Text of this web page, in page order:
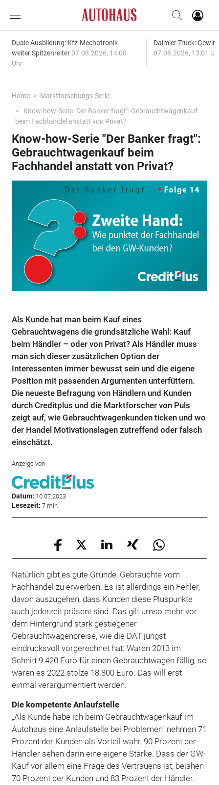
Duale Ausbildung: Kfz-Mechatronik
weiter Spitzenreiter 07.08.2026, 14:00
Uhr
Daimler Truck:
07.08.2026, 13:01
Home
Marktforschungs-Serie
Know-how-Serie "Der Banker fragt": Gebrauchtwagenkauf
beim Fachhandel anstatt von Privat?
Know-how-Serie "Der Banker fragt":
Gebrauchtwagenkauf beim
Fachhandel anstatt von Privat?
Als Kunde hat man beim Kauf eines
Gebrauchtwagens die grundsätzliche Wahl: Kauf
beim Händler – oder von Privat? Als Händler muss
man sich dieser zusätzlichen Option der
Interessenten immer bewusst sein und die eigene
Position mit passenden Argumenten unterfüttern.
Die neueste Befragung von Händlern und Kunden
durch Creditplus und die Marktforscher von Puls
zeigt auf, wie Gebrauchtwagenkunden ticken und wo
der Handel Motivationslagen zutreffend oder falsch
einschätzt.
Anzeige von
Datum: 10.07.2023
Lesezeit: 7 min
Natürlich gibt es gute Gründe, Gebrauchte vom
Fachhandel zu erwerben. Es ist allerdings ein Fehler,
davon auszugehen, dass Kunden diese Pluspunkte
auch jederzeit präsent sind. Das gilt umso mehr vor
dem Hintergrund stark gestiegener
Gebrauchtwagenpreise, wie die DAT jüngst
eindrucksvoll vorgerechnet hat: Waren 2013 im
Schnitt 9.420 Euro für einen Gebrauchtwagen fällig, so
waren es 2022 stolze 18.800 Euro. Das will erst
einmal verargumentiert werden.
Die kompetente Anlaufstelle
„Als Kunde habe ich beim Gebrauchtwagenkauf im
Autohaus eine Anlaufstelle bei Problemen“ nehmen 71
Prozent der Kunden als Vorteil wahr, 90 Prozent der
Händler sehen darin eine eigene Stärke. Dass der GW-
Kauf vor allem eine Frage des Vertrauens ist, bejahen
70 Prozent der Kunden und 83 Prozent der Händler.